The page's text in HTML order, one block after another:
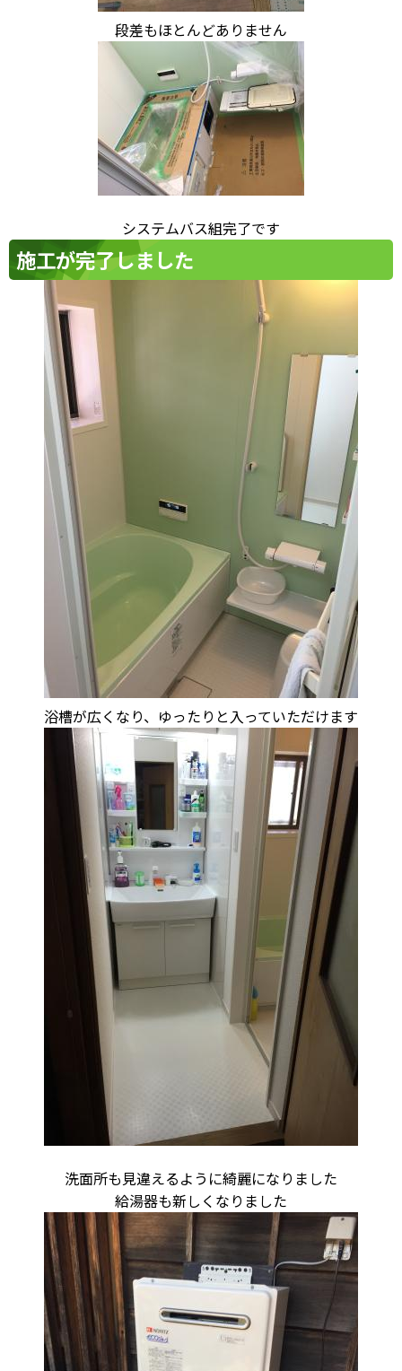
段差もほとんどありません
システムバス組完了です
施工が完了しました
浴槽が広くなり、ゆったりと入っていただけます
洗面所も見違えるように綺麗になりました
給湯器も新しくなりました